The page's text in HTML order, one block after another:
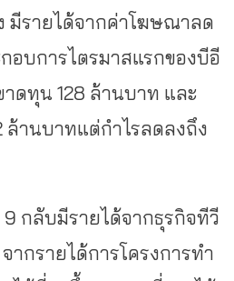
มีรายได้จากค่าโฆษณาลด
อบการไตรมาสแรกของบีอี
าดทุน 128 ล้านบาท และ
ล้านบาทแต่กำไรลดลงถึง
9 กลับมีรายได้จากธุรกิจทีวี
ากรายได้การโครงการทำ